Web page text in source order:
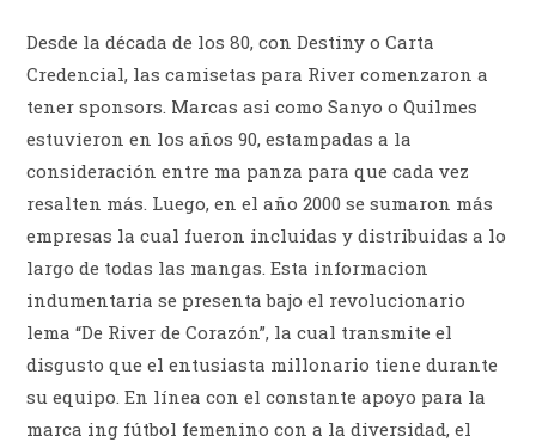
Desde la década de los 80, con Destiny o Carta
Credencial, las camisetas para River comenzaron a
tener sponsors. Marcas asi como Sanyo o Quilmes
estuvieron en los años 90, estampadas a la
consideración entre ma panza para que cada vez
resalten más. Luego, en el año 2000 se sumaron más
empresas la cual fueron incluidas y distribuidas a lo
largo de todas las mangas. Esta informacion
indumentaria se presenta bajo el revolucionario
lema “De River de Corazón”, la cual transmite el
disgusto que el entusiasta millonario tiene durante
su equipo. En línea con el constante apoyo para la
marca ing fútbol femenino con a la diversidad, el